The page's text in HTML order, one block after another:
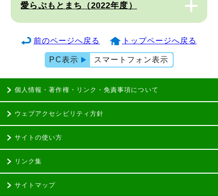
愛らぶもとまち（2022年度）
前のページへ戻る トップページへ戻る
PC表示 スマートフォン表示
個人情報・著作権・リンク・免責事項について
ウェブアクセシビリティ方針
サイトの使い方
リンク集
サイトマップ